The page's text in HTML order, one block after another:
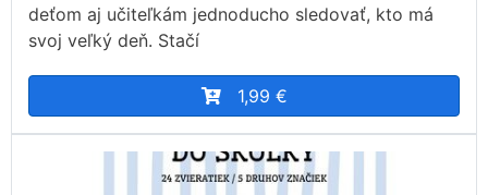
deťom aj učiteľkám jednoducho sledovať, kto má
svoj veľký deň. Stačí
1,99 €